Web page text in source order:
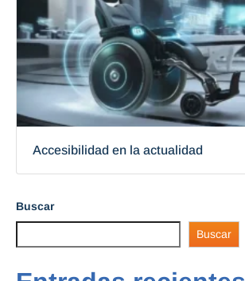
Accesibilidad en la actualidad
Buscar
Buscar